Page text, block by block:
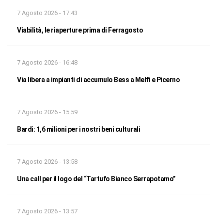
7 Agosto 2026 - 17:43
Viabilità, le riaperture prima di Ferragosto
7 Agosto 2026 - 16:48
Via libera a impianti di accumulo Bess a Melfi e Picerno
7 Agosto 2026 - 15:59
Bardi: 1,6 milioni per i nostri beni culturali
7 Agosto 2026 - 13:58
Una call per il logo del “Tartufo Bianco Serrapotamo”
7 Agosto 2026 - 13:57